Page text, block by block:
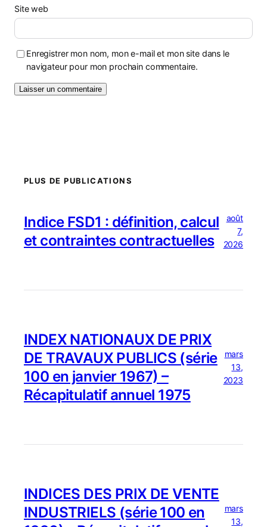
Site web
Enregistrer mon nom, mon e-mail et mon site dans le
navigateur pour mon prochain commentaire.
PLUS DE PUBLICATIONS
Indice FSD1 : définition, calcul
et contraintes contractuelles
août
7,
2026
INDEX NATIONAUX DE PRIX
DE TRAVAUX PUBLICS (série
100 en janvier 1967) –
Récapitulatif annuel 1975
mars
13,
2023
INDICES DES PRIX DE VENTE
INDUSTRIELS (série 100 en
mars
13,